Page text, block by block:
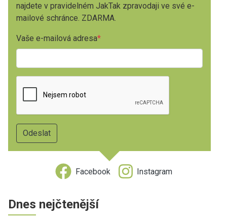
najdete v pravidelném JakTak zpravodaji ve své e-
mailové schránce. ZDARMA.
Vaše e-mailová adresa
Facebook Instagram
Dnes nejčtenější